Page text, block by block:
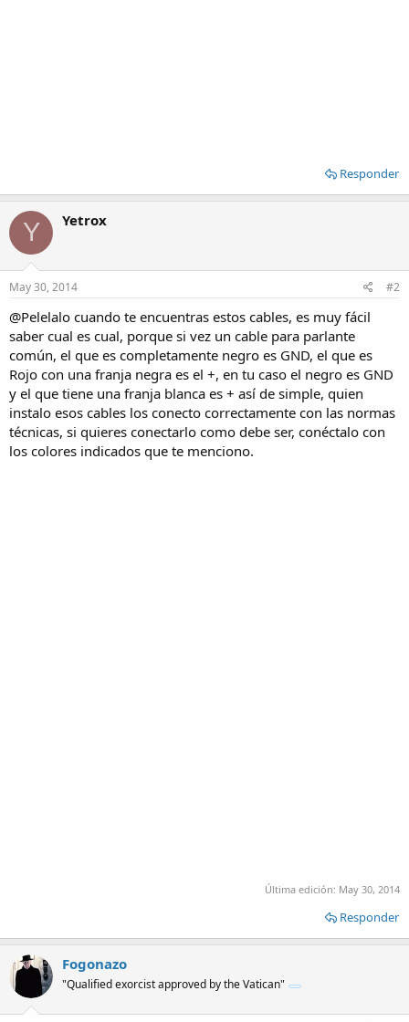
Responder
Y Yetrox
May 30, 2014 #2
@Pelelalo cuando te encuentras estos cables, es muy fácil
saber cual es cual, porque si vez un cable para parlante
común, el que es completamente negro es GND, el que es
Rojo con una franja negra es el +, en tu caso el negro es GND
y el que tiene una franja blanca es + así de simple, quien
instalo esos cables los conecto correctamente con las normas
técnicas, si quieres conectarlo como debe ser, conéctalo con
los colores indicados que te menciono.
Última edición: May 30, 2014
Responder
Fogonazo
"Qualified exorcist approved by the Vatican"